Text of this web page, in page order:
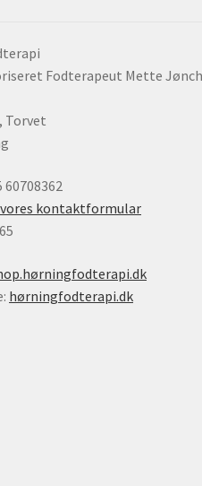
Fodterapeut Mette Jønch
Torvet
60708362
kontaktformular
hørningfodterapi.dk